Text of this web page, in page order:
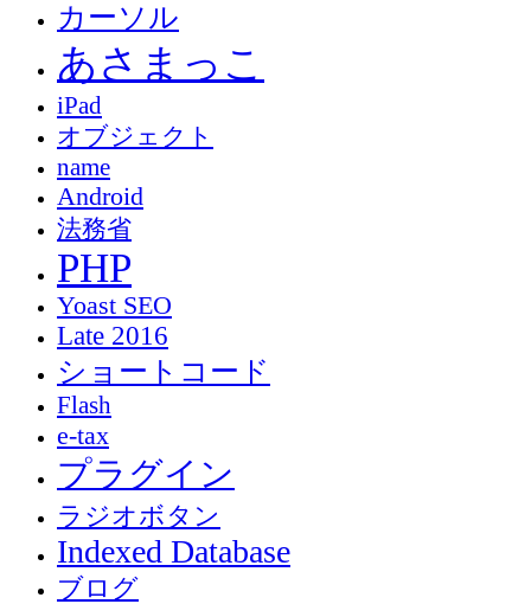
カーソル
あさまっこ
iPad
オブジェクト
name
Android
法務省
PHP
Yoast SEO
Late 2016
ショートコード
Flash
e-tax
プラグイン
ラジオボタン
Indexed Database
ブログ